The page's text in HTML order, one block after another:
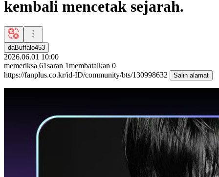
kembali mencetak sejarah.
daBuffalo453
2026.06.01 10:00
memeriksa 61saran 1membatalkan 0
https://fanplus.co.kr/id-ID/community/bts/130998632
Salin alamat